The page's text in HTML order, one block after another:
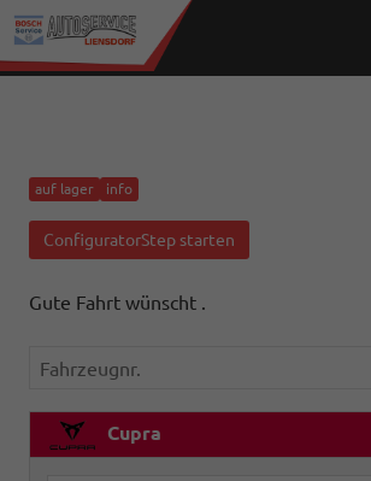
auf lager info
ConfiguratorStep starten
Gute Fahrt wünscht .
Fahrzeugnr.
Cupra